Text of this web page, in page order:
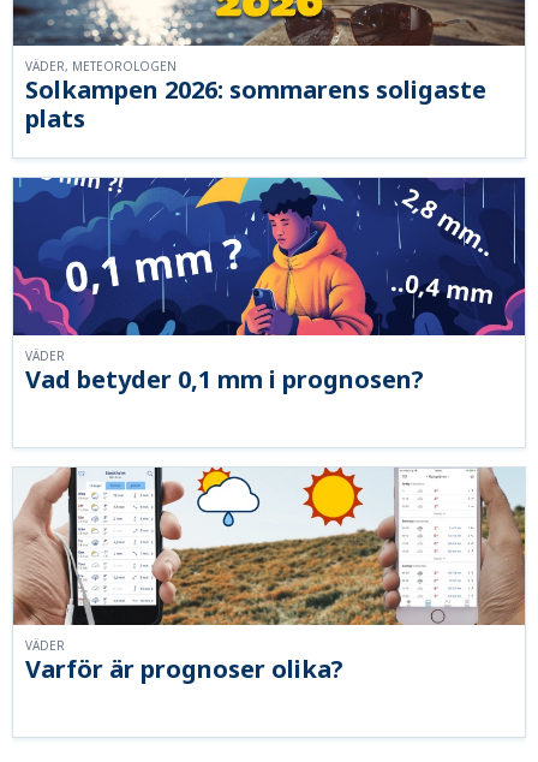
Solkampen 2026: sommarens soligaste
plats
VÄDER, METEOROLOGEN
Vad betyder 0,1 mm i prognosen?
VÄDER
Varför är prognoser olika?
VÄDER